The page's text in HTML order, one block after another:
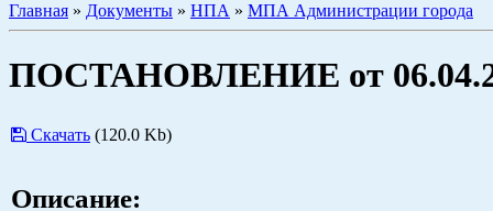
Главная » Документы » НПА » МПА Администрации города
ПОСТАНОВЛЕНИЕ от
Скачать (120.0 Kb)
Описание: